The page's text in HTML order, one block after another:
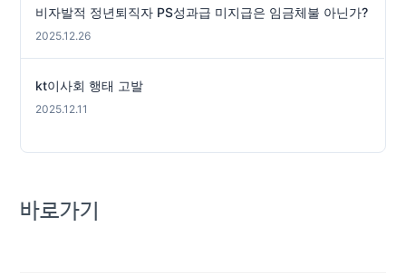
비자발적 정년퇴직자 PS성과급 미지급은 임금체불 아닌가?
2025.12.26
kt이사회 행태 고발
2025.12.11
바로가기